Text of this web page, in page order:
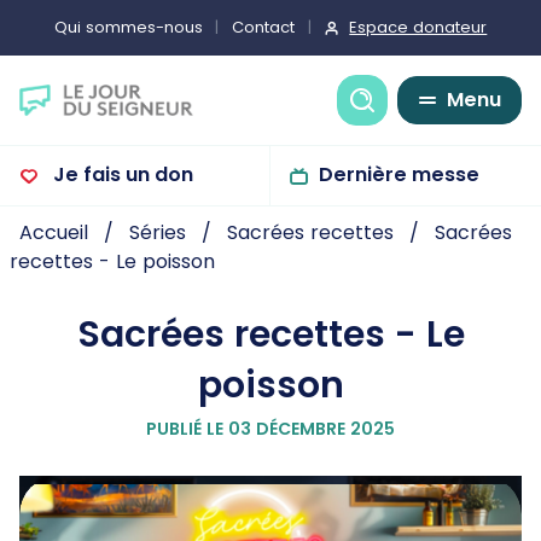
Qui sommes-nous Contact Espace donateur
Recherche
Menu
Je fais un don Dernière messe
Accueil Séries Sacrées recettes
Sacrées
recettes - Le poisson
Sacrées recettes - Le
poisson
PUBLIÉ LE 03 DÉCEMBRE 2025